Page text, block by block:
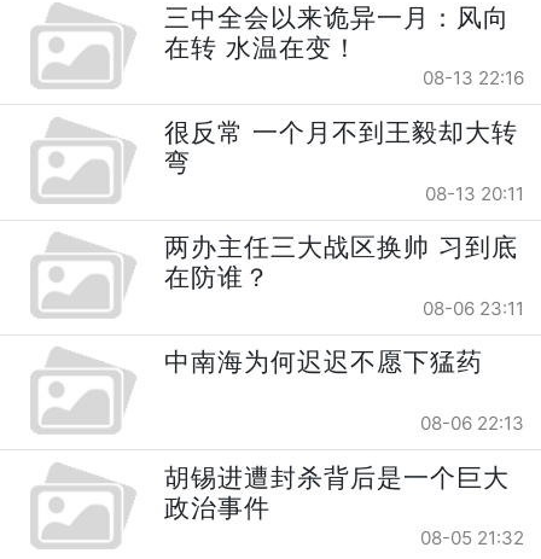
三中全会以来诡异一月：风向
在转 水温在变！
08-13 22:16
很反常 一个月不到王毅却大转
弯
08-13 20:11
两办主任三大战区换帅 习到底
在防谁？
08-06 23:11
中南海为何迟迟不愿下猛药
08-06 22:13
胡锡进遭封杀背后是一个巨大
政治事件
08-05 21:32